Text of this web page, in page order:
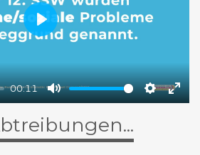
00:11
Ton
ausschalten
Play